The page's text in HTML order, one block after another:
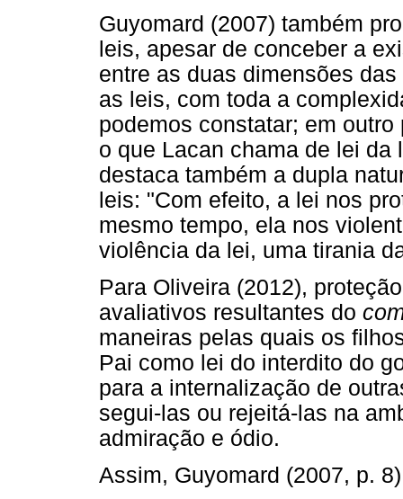
Guyomard (2007) também
leis, apesar de conceber a
entre as duas dimensões
as leis, com toda a
podemos constatar; em
o que Lacan chama de lei
destaca também a dupla
leis: "Com efeito, a lei nos
mesmo tempo, ela nos
violência da lei, uma tirania
Para Oliveira (2012),
avaliativos resultantes do
maneiras pelas quais os
Pai como lei do interdito do
para a internalização de
segui-las ou rejeitá-las na
admiração e ódio.
Assim, Guyomard (2007, p.